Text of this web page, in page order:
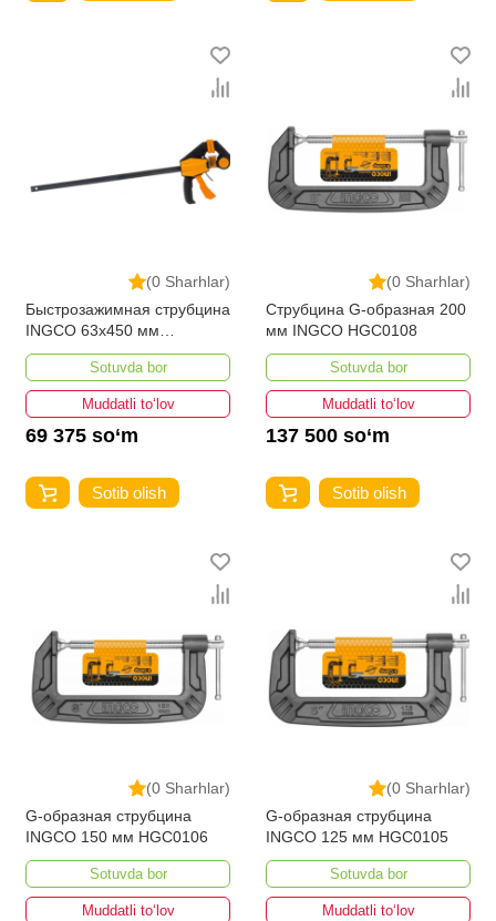
(0 Sharhlar)
Быстрозажимная струбцина
INGCO 63х450 мм
HQBC01603
Sotuvda bor
Muddatli to‘lov
69 375 so‘m
Sotib olish
(0 Sharhlar)
Струбцина G-образная 200
мм INGCO HGC0108
Sotuvda bor
Muddatli to‘lov
137 500 so‘m
Sotib olish
(0 Sharhlar)
G-образная струбцина
INGCO 150 мм HGC0106
Sotuvda bor
Muddatli to‘lov
(0 Sharhlar)
G-образная струбцина
INGCO 125 мм HGC0105
Sotuvda bor
Muddatli to‘lov